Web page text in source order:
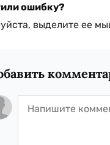
ошибку?
выделите ее